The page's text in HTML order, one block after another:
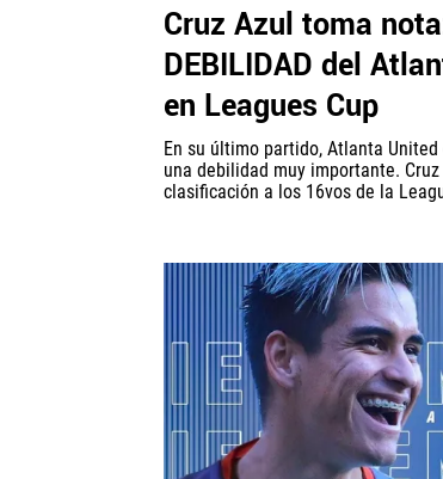
Cruz Azul toma
DEBILIDAD del
en Leagues Cup
En su último partido, Atlanta
una debilidad muy importante.
clasificación a los 16vos de la